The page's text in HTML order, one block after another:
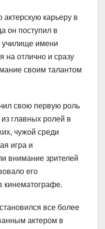
карьеру в
он поступил в
училище имени
на отлично и сразу
своим талантом
свою первую роль
главных ролей в
чужой среди
игра и
внимание зрителей
его
кинематографе.
все более
актером в